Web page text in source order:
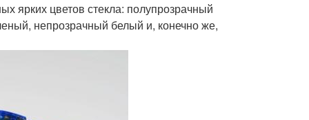
ярких цветов стекла: полупрозрачный
непрозрачный белый и, конечно же,